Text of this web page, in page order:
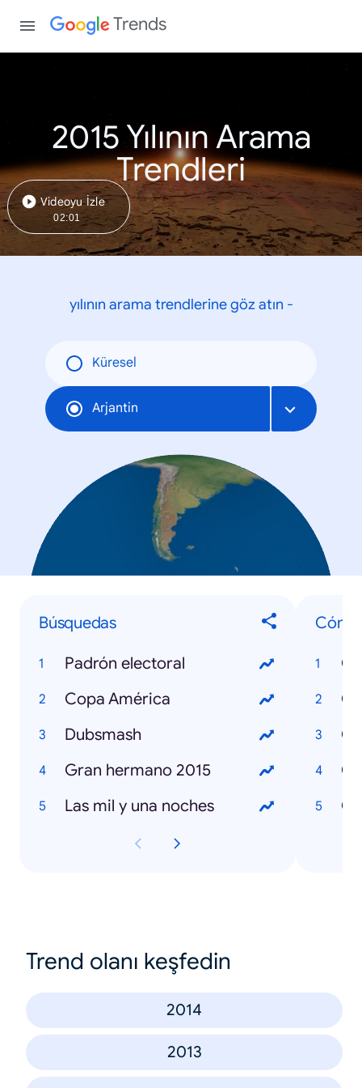
Trends
2015 Yılının Arama
Trendleri
Videoyu İzle
02:01
yılının arama trendlerine göz atın -
Küresel
Arjantin
Búsquedas
Padrón electoral
Copa América
Dubsmash
Gran hermano 2015
Las mil y una noches
Trend olanı keşfedin
2014
2013